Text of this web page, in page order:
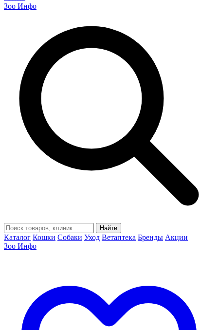
Зоо Инфо
Найти
Каталог Кошки Собаки Уход Ветаптека Бренды Акции
Зоо Инфо